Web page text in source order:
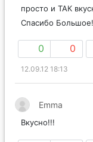
просто и ТАК
Спасибо Большое!
0 0
12.09.12 18:13
Emma
Вкусно!!!